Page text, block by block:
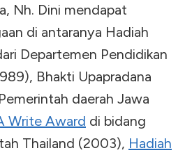
Nh. Dini mendapat
di antaranya Hadiah
Departemen Pendidikan
Bhakti Upapradana
daerah Jawa
Write Award di bidang
Thailand (2003), Hadiah